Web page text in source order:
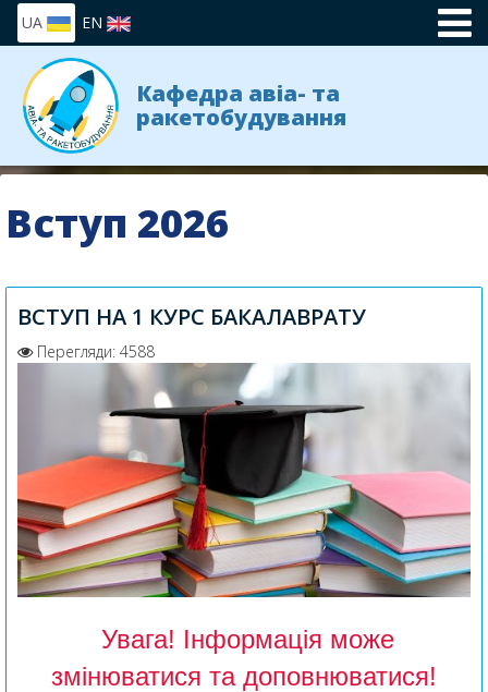
UA EN
Кафедра авіа- та
ракетобудування
Вступ 2026
ВСТУП НА 1 КУРС БАКАЛАВРАТУ
Перегляди: 4588
Увага! Інформація може
змінюватися та доповнюватися!